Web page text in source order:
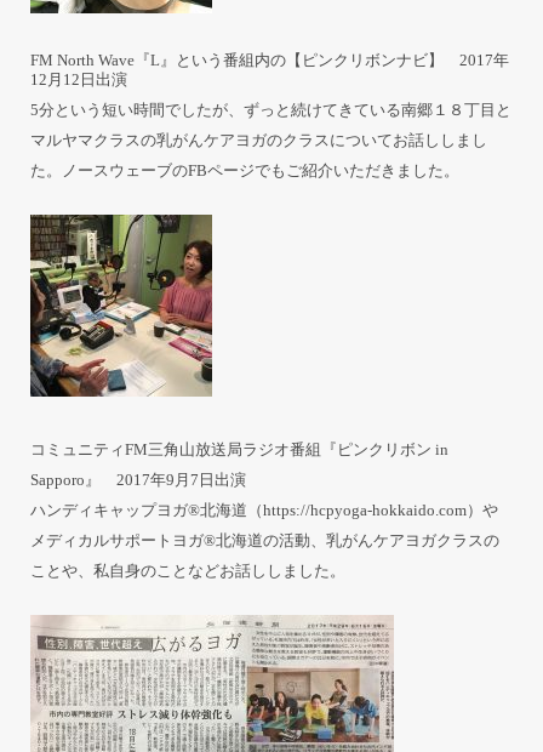
FM North Wave『L』という番組内の【ピンクリボンナビ】 2017年
12月12日出演
5分という短い時間でしたが、ずっと続けてきている南郷１８丁目と
マルヤマクラスの乳がんケアヨガのクラスについてお話ししまし
た。ノースウェーブのFBページでもご紹介いただきました。
コミュニティFM三角山放送局ラジオ番組『ピンクリボン in
Sapporo』 2017年9月7日出演
ハンディキャップヨガ®北海道（https://hcpyoga-hokkaido.com）や
メディカルサポートヨガ®北海道の活動、乳がんケアヨガクラスの
ことや、私自身のことなどお話ししました。